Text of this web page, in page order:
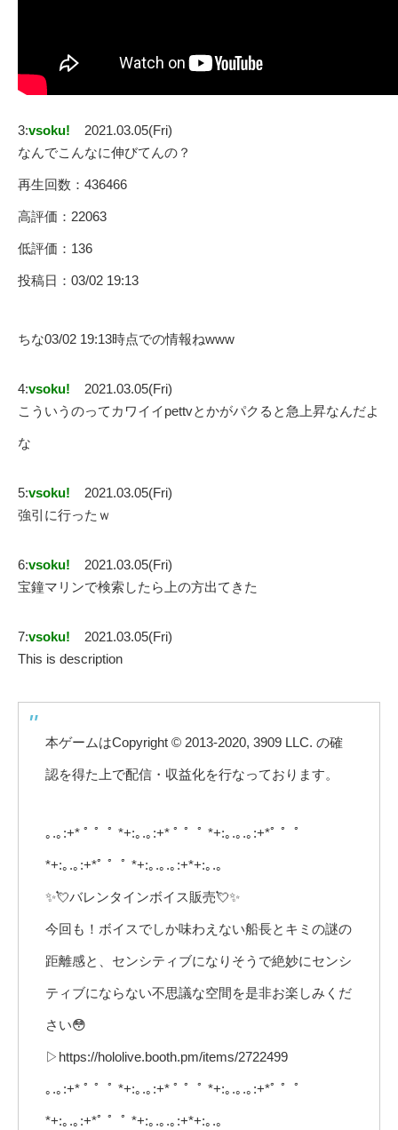
3:vsoku!
2021.03.05(Fri)
なんでこんなに伸びてんの？
再生回数：436466
高評価：22063
低評価：136
投稿日：03/02 19:13
ちな03/02 19:13時点での情報ねwww
4:vsoku!
2021.03.05(Fri)
こういうのってカワイイpettvとかがパクると急上昇なんだよ
な
5:vsoku!
2021.03.05(Fri)
強引に行ったｗ
6:vsoku!
2021.03.05(Fri)
宝鐘マリンで検索したら上の方出てきた
7:vsoku!
2021.03.05(Fri)
This is description
本ゲームはCopyright © 2013-2020, 3909 LLC. の確
認を得た上で配信・収益化を行なっております。
｡.｡:+* ﾟ ゜ﾟ *+:｡.｡:+* ﾟ ゜ﾟ *+:｡.｡.｡:+*ﾟ ゜ﾟ
*+:｡.｡:+*ﾟ ゜ﾟ *+:｡.｡.｡:+*+:｡.｡
✨💘バレンタインボイス販売💘✨
今回も！ボイスでしか味わえない船長とキミの謎の
距離感と、センシティブになりそうで絶妙にセンシ
ティブにならない不思議な空間を是非お楽しみくだ
さい😳
▷https://hololive.booth.pm/items/2722499
｡.｡:+* ﾟ ゜ﾟ *+:｡.｡:+* ﾟ ゜ﾟ *+:｡.｡.｡:+*ﾟ ゜ﾟ
*+:｡.｡:+*ﾟ ゜ﾟ *+:｡.｡.｡:+*+:｡.｡